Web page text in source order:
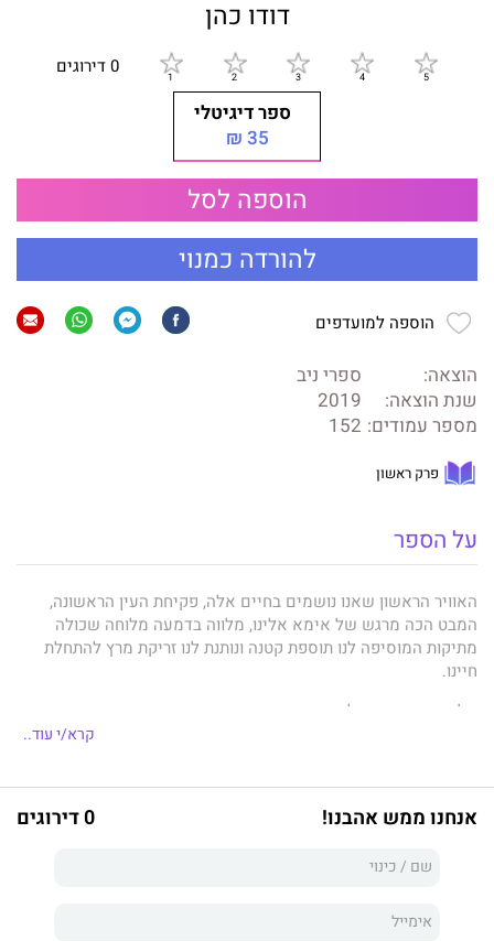
דודו כהן
0 דירוגים
ספר דיגיטלי
35 ₪
הוספה לסל
להורדה כמנוי
הוספה למועדפים
הוצאה:
ספרי ניב
שנת הוצאה:
2019
מספר עמודים: 152
פרק ראשון
על הספר
האוויר הראשון שאנו נושמים בחיים אלה, פקיחת העין הראשונה,
המבט הכה מרגש של אימא אלינו, מלווה בדמעה מלוחה שכולה
מתיקות המוסיפה לנו תוספת קטנה ונותנת לנו זריקת מרץ להתחלת
חיינו.
אלו אבני היסוד של הבניין הכה מרשים שייבנה אט־אט בהמשך חיינו.
הכול מתחיל בבריאה הכי מיוחדת בעולם, ברגע הגדול ביותר: הרגע
הרגע שבו אנחנו שואבים מהורינו את הכול ומגיחים החוצה. אנו חווים
כוח, מקבלים את החומרים שיבנו לנו את בית החלומות של האדם
קרא/י עוד..
אנחנו ממש אהבנו! 0 דירוגים